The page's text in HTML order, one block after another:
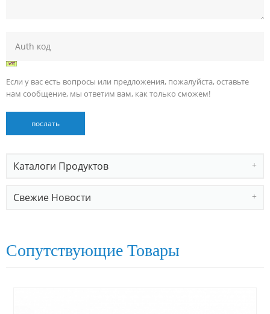
Если у вас есть вопросы или предложения, пожалуйста, оставьте
нам сообщение, мы ответим вам, как только сможем!
Каталоги Продуктов
Свежие Новости
Сопутствующие Товары